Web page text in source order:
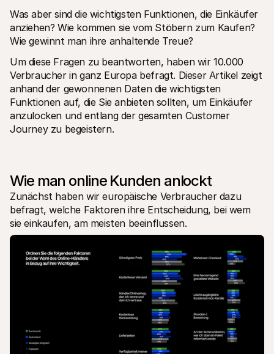
Für Endkunden
Warum steht Mollie auf Ihrem Kontoauszug?
Für Mollie-Händler
Kontaktieren Sie unseren Händler-Support
Sales-Team kontaktieren
Erfahren Sie, wie wir Ihrem Unternehmen helfen können
Was aber sind die wichtigsten Funktionen, die Einkäufer
anziehen? Wie kommen sie vom Stöbern zum Kaufen?
Wie gewinnt man ihre anhaltende Treue?
Um diese Fragen zu beantworten, haben wir 10.000
Verbraucher in ganz Europa befragt. Dieser Artikel zeigt
anhand der gewonnenen Daten die wichtigsten
Funktionen auf, die Sie anbieten sollten, um Einkäufer
anzulocken und entlang der gesamten Customer
Journey zu begeistern.
Wie man online Kunden anlockt
Zunächst haben wir europäische Verbraucher dazu
befragt, welche Faktoren ihre Entscheidung, bei wem
sie einkaufen, am meisten beeinflussen.